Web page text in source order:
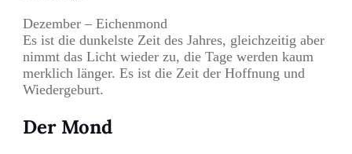
Dezember – Eichenmond
Es ist die dunkelste Zeit des Jahres, gleichzeitig aber
nimmt das Licht wieder zu, die Tage werden kaum
merklich länger. Es ist die Zeit der Hoffnung und
Wiedergeburt.
Der Mond